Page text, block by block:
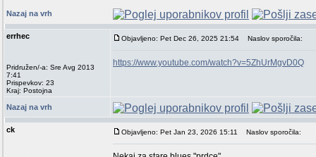
Nazaj na vrh
errhec
Pridružen/-a: Sre Avg 2013
7:41
Prispevkov: 23
Kraj: Postojna
Objavljeno: Pet Dec 26, 2025 21:54 Naslov sporočila:
https://www.youtube.com/watch?v=5ZhUrMgvD0Q
Nazaj na vrh
ck Objavljeno: Pet Jan 23, 2026 15:11 Naslov sporočila: